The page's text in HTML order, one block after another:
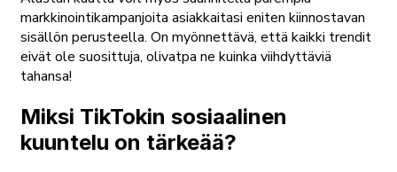
markkinointikampanjoita asiakkaitasi eniten kiinnostavan
sisällön perusteella. On myönnettävä, että kaikki trendit
eivät ole suosittuja, olivatpa ne kuinka viihdyttäviä
tahansa!
Miksi TikTokin sosiaalinen
kuuntelu on tärkeää?